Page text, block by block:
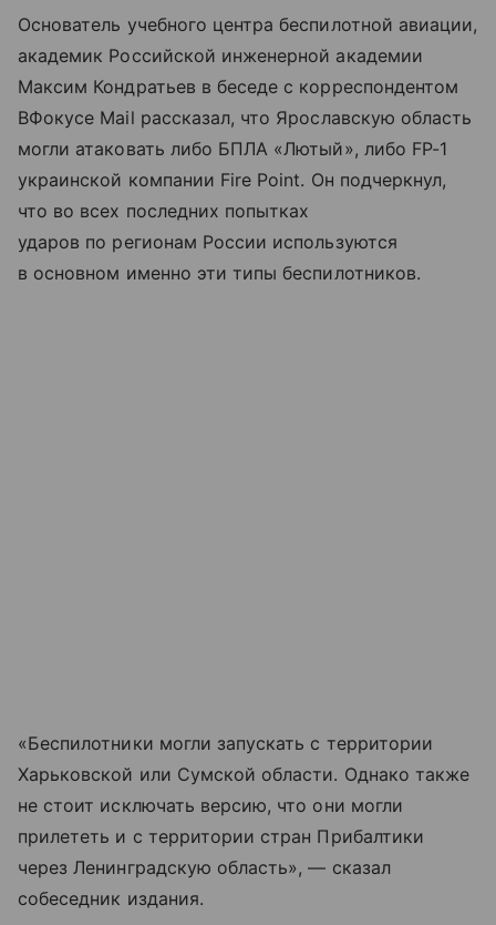
Основатель учебного центра беспилотной авиации,
академик Российской инженерной академии
Максим Кондратьев в беседе с корреспондентом
ВФокусе Mail рассказал, что Ярославскую область
могли атаковать либо БПЛА «Лютый», либо FP-1
украинской компании Fire Point. Он подчеркнул,
что во всех последних попытках
ударов по регионам России используются
в основном именно эти типы беспилотников.
«Беспилотники могли запускать с территории
Харьковской или Сумской области. Однако также
не стоит исключать версию, что они могли
прилететь и с территории стран Прибалтики
через Ленинградскую область», — сказал
собеседник издания.